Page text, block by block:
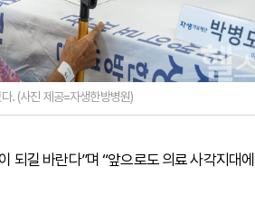
. (사진 제공=자생한방병원)
되길 바란다”며 “앞으로도 의료 사각지대